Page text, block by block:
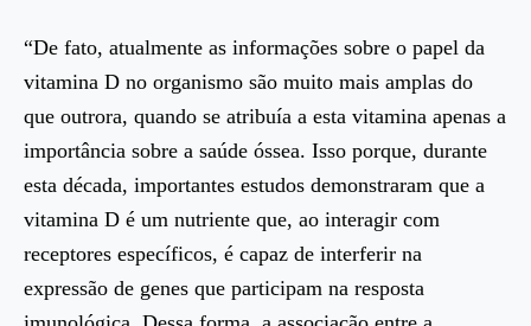
“De fato, atualmente as informações sobre o papel da
vitamina D no organismo são muito mais amplas do
que outrora, quando se atribuía a esta vitamina apenas a
importância sobre a saúde óssea. Isso porque, durante
esta década, importantes estudos demonstraram que a
vitamina D é um nutriente que, ao interagir com
receptores específicos, é capaz de interferir na
expressão de genes que participam na resposta